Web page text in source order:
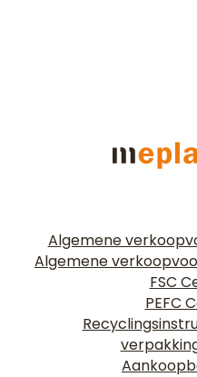
Algemene
Algemene
FSC
PEFC